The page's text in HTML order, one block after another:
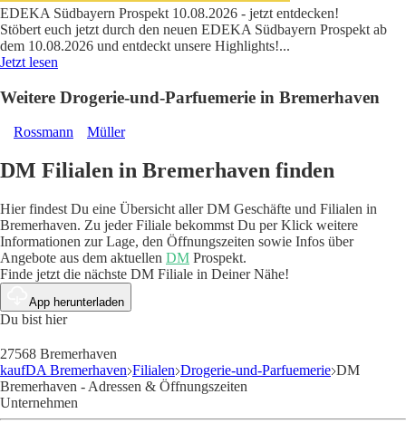
EDEKA Südbayern Prospekt 10.08.2026 - jetzt entdecken!
Stöbert euch jetzt durch den neuen EDEKA Südbayern Prospekt ab
dem 10.08.2026 und entdeckt unsere Highlights!...
Jetzt lesen
Weitere Drogerie-und-Parfuemerie in Bremerhaven
Rossmann Müller
DM Filialen in Bremerhaven finden
Hier findest Du eine Übersicht aller DM Geschäfte und Filialen in
Bremerhaven. Zu jeder Filiale bekommst Du per Klick weitere
Informationen zur Lage, den Öffnungszeiten sowie Infos über
Angebote aus dem aktuellen DM Prospekt.
Finde jetzt die nächste DM Filiale in Deiner Nähe!
App herunterladen
Du bist hier
27568 Bremerhaven
kaufDA Bremerhaven Filialen Drogerie-und-Parfuemerie DM
Bremerhaven - Adressen & Öffnungszeiten
Unternehmen